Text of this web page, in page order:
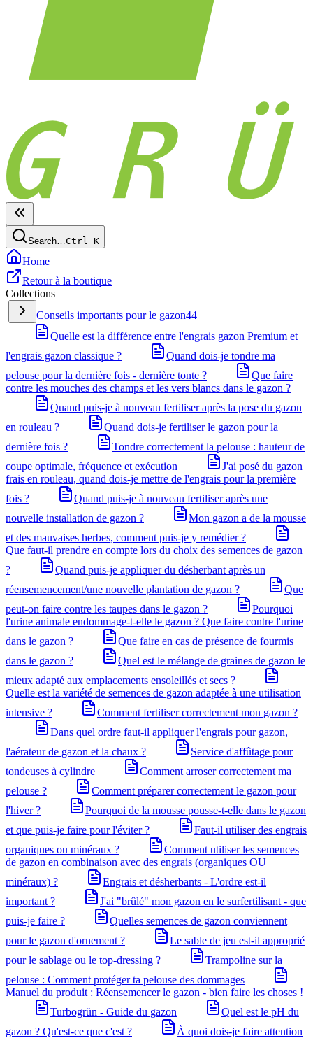
Search…Ctrl K
Home
Retour à la boutique
Collections
Conseils importants pour le gazon44
Quelle est la différence entre l'engrais gazon Premium et
l'engrais gazon classique ?
Quand dois-je tondre ma
pelouse pour la dernière fois - dernière tonte ?
Que faire
contre les mouches des champs et les vers blancs dans le gazon ?
Quand puis-je à nouveau fertiliser après la pose du gazon
en rouleau ?
Quand dois-je fertiliser le gazon pour la
dernière fois ?
Tondre correctement la pelouse : hauteur de
coupe optimale, fréquence et exécution
J'ai posé du gazon
frais en rouleau, quand dois-je mettre de l'engrais pour la première
fois ?
Quand puis-je à nouveau fertiliser après une
nouvelle installation de gazon ?
Mon gazon a de la mousse
et des mauvaises herbes, comment puis-je y remédier ?
Que faut-il prendre en compte lors du choix des semences de gazon
?
Quand puis-je appliquer du désherbant après un
réensemencement/une nouvelle plantation de gazon ?
Que
peut-on faire contre les taupes dans le gazon ?
Pourquoi
l'urine animale endommage-t-elle le gazon ? Que faire contre l'urine
dans le gazon ?
Que faire en cas de présence de fourmis
dans le gazon ?
Quel est le mélange de graines de gazon le
mieux adapté aux emplacements ensoleillés et secs ?
Quelle est la variété de semences de gazon adaptée à une utilisation
intensive ?
Comment fertiliser correctement mon gazon ?
Dans quel ordre faut-il appliquer l'engrais pour gazon,
l'aérateur de gazon et la chaux ?
Service d'affûtage pour
tondeuses à cylindre
Comment arroser correctement ma
pelouse ?
Comment préparer correctement le gazon pour
l'hiver ?
Pourquoi de la mousse pousse-t-elle dans le gazon
et que puis-je faire pour l'éviter ?
Faut-il utiliser des engrais
organiques ou minéraux ?
Comment utiliser les semences
de gazon en combinaison avec des engrais (organiques OU
minéraux) ?
Engrais et désherbants - L'ordre est-il
important ?
J'ai "brûlé" mon gazon en le surfertilisant - que
puis-je faire ?
Quelles semences de gazon conviennent
pour le gazon d'ornement ?
Le sable de jeu est-il approprié
pour le sablage ou le top-dressing ?
Trampoline sur la
pelouse : Comment protéger ta pelouse des dommages
Manuel du produit : Réensemencer le gazon - bien faire les choses !
Turbogrün - Guide du gazon
Quel est le pH du
gazon ? Qu'est-ce que c'est ?
À quoi dois-je faire attention